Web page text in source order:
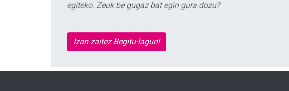
egiteko. Zeuk be gugaz bat egin gura dozu?
Izan zaitez Begitu-lagun!